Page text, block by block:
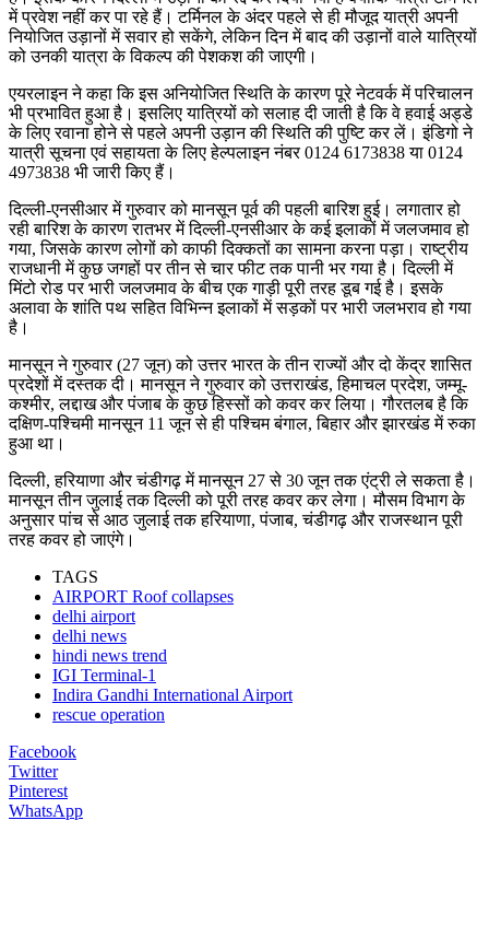
में प्रवेश नहीं कर पा रहे हैं। टर्मिनल के अंदर पहले से ही मौजूद यात्री अपनी
नियोजित उड़ानों में सवार हो सकेंगे, लेकिन दिन में बाद की उड़ानों वाले यात्रियों
को उनकी यात्रा के विकल्प की पेशकश की जाएगी।
एयरलाइन ने कहा कि इस अनियोजित स्थिति के कारण पूरे नेटवर्क में परिचालन
भी प्रभावित हुआ है। इसलिए यात्रियों को सलाह दी जाती है कि वे हवाई अड्डे
के लिए रवाना होने से पहले अपनी उड़ान की स्थिति की पुष्टि कर लें। इंडिगो ने
यात्री सूचना एवं सहायता के लिए हेल्पलाइन नंबर 0124 6173838 या 0124
4973838 भी जारी किए हैं।
दिल्ली-एनसीआर में गुरुवार को मानसून पूर्व की पहली बारिश हुई। लगातार हो
रही बारिश के कारण रातभर में दिल्ली-एनसीआर के कई इलाकों में जलजमाव हो
गया, जिसके कारण लोगों को काफी दिक्कतों का सामना करना पड़ा। राष्ट्रीय
राजधानी में कुछ जगहों पर तीन से चार फीट तक पानी भर गया है। दिल्ली में
मिंटो रोड पर भारी जलजमाव के बीच एक गाड़ी पूरी तरह डूब गई है। इसके
अलावा के शांति पथ सहित विभिन्न इलाकों में सड़कों पर भारी जलभराव हो गया
है।
मानसून ने गुरुवार (27 जून) को उत्तर भारत के तीन राज्यों और दो केंद्र शासित
प्रदेशों में दस्तक दी। मानसून ने गुरुवार को उत्तराखंड, हिमाचल प्रदेश, जम्मू-
कश्मीर, लद्दाख और पंजाब के कुछ हिस्सों को कवर कर लिया। गौरतलब है कि
दक्षिण-पश्चिमी मानसून 11 जून से ही पश्चिम बंगाल, बिहार और झारखंड में रुका
हुआ था।
दिल्ली, हरियाणा और चंडीगढ़ में मानसून 27 से 30 जून तक एंट्री ले सकता है।
मानसून तीन जुलाई तक दिल्ली को पूरी तरह कवर कर लेगा। मौसम विभाग के
अनुसार पांच से आठ जुलाई तक हरियाणा, पंजाब, चंडीगढ़ और राजस्थान पूरी
तरह कवर हो जाएंगे।
TAGS
AIRPORT Roof collapses
delhi airport
delhi news
hindi news trend
IGI Terminal-1
Indira Gandhi International Airport
rescue operation
Facebook
Twitter
Pinterest
WhatsApp